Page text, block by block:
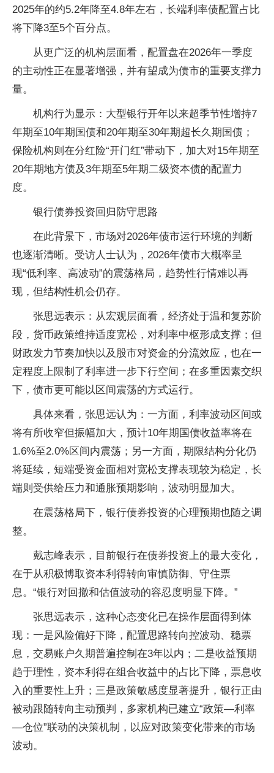
2025年的约5.2年降至4.8年左右，长端利率债配置占比
将下降3至5个百分点。
从更广泛的机构层面看，配置盘在2026年一季度
的主动性正在显著增强，并有望成为债市的重要支撑力
量。
机构行为显示：大型银行开年以来超季节性增持7
年期至10年期国债和20年期至30年期超长久期国债；
保险机构则在分红险“开门红”带动下，加大对15年期至
20年期地方债及3年期至5年期二级资本债的配置力
度。
银行债券投资回归防守思路
在此背景下，市场对2026年债市运行环境的判断
也逐渐清晰。受访人士认为，2026年债市大概率呈
现“低利率、高波动”的震荡格局，趋势性行情难以再
现，但结构性机会仍存。
张思远表示：从宏观层面看，经济处于温和复苏阶
段，货币政策维持适度宽松，对利率中枢形成支撑；但
财政发力节奏加快以及股市对资金的分流效应，也在一
定程度上限制了利率进一步下行空间；在多重因素交织
下，债市更可能以区间震荡的方式运行。
具体来看，张思远认为：一方面，利率波动区间或
将有所收窄但振幅加大，预计10年期国债收益率将在
1.6%至2.0%区间内震荡；另一方面，期限结构分化仍
将延续，短端受资金面相对宽松支撑表现较为稳定，长
端则受供给压力和通胀预期影响，波动明显加大。
在震荡格局下，银行债券投资的心理预期也随之调
整。
戴志峰表示，目前银行在债券投资上的最大变化，
在于从积极博取资本利得转向审慎防御、守住票
息。“银行对回撤和估值波动的容忍度明显下降。”
张思远表示，这种心态变化已在操作层面得到体
现：一是风险偏好下降，配置思路转向控波动、稳票
息，交易账户久期普遍控制在3年以内；二是收益预期
趋于理性，资本利得在组合收益中的占比下降，票息收
入的重要性上升；三是政策敏感度显著提升，银行正由
被动跟随转向主动预判，多家机构已建立“政策—利率
—仓位”联动的决策机制，以应对政策变化带来的市场
波动。